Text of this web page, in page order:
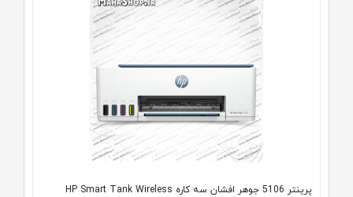
پرینتر 5106 جوهر افشان سه کاره HP Smart Tank Wireless